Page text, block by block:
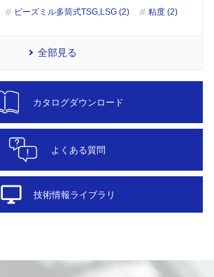
ビーズミル多筒式TSG,LSG (2) 粘度 (2)
全部見る
カタログダウンロード
よくある質問
desktop_windows 技術情報ライブラリ